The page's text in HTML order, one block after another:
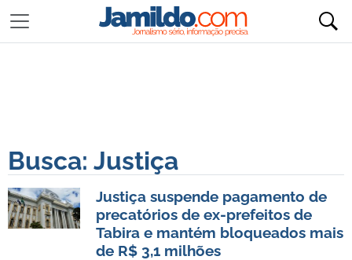
Busca: Justiça
Justiça suspende pagamento de
precatórios de ex-prefeitos de
Tabira e mantém bloqueados mais
de R$ 3,1 milhões